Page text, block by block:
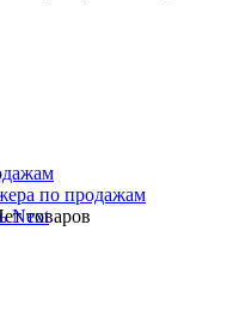
товаров
по продажам
Next